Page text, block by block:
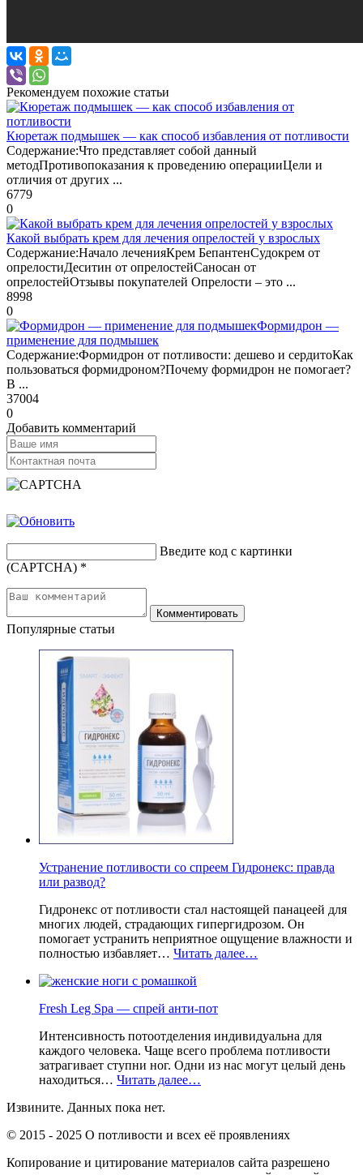
Рекомендуем похожие статьи
Кюретаж подмышек — как способ избавления от потливости
Содержание:Что представляет собой данный
методПротивопоказания к проведению операцииЦели и
отличия от других ...
6779
0
Какой выбрать крем для лечения опрелостей у взрослых
Содержание:Начало леченияКрем БепантенСудокрем от
опрелостиДеситин от опрелостейСаносан от
опрелостейОтзывы покупателей Опрелости – это ...
8998
0
Формидрон —
применение для подмышек
Содержание:Формидрон от потливости: дешево и сердитоКак
пользоваться формидроном?Почему формидрон не помогает?
В ...
37004
0
Добавить комментарий
Введите код с картинки
(CAPTCHA) *
Популярные статьи
Устранение потливости со спреем Гидронекс: правда
или развод?
Гидронекс от потливости стал настоящей панацеей для
многих людей, страдающих гипергидрозом. Он
помогает устранить неприятное ощущение влажности и
полностью избавляет… Читать далее…
Fresh Leg Spa — спрей анти-пот
Интенсивность потоотделения индивидуальна для
каждого человека. Чаще всего проблема потливости
затрагивает ступни ног. Одни из нас могут целый день
находиться… Читать далее…
Извините. Данных пока нет.
© 2015 - 2025 О потливости и всех её проявлениях
Копирование и цитирование материалов сайта разрешено